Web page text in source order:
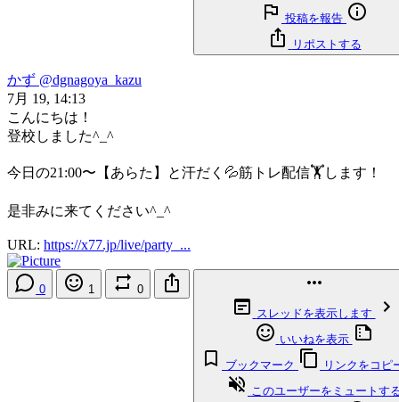
投稿を報告
リポストする
かず @dgnagoya_kazu
7月 19, 14:13
こんにちは！
登校しました^_^
今日の21:00〜【あらた】と汗だく💦筋トレ配信🏋️します！
是非みに来てください^_^
URL: https://x77.jp/live/party_...
0 1
0
スレッドを表示します
いいねを表示
ブックマーク
リンクをコピ
このユーザーをミュートす